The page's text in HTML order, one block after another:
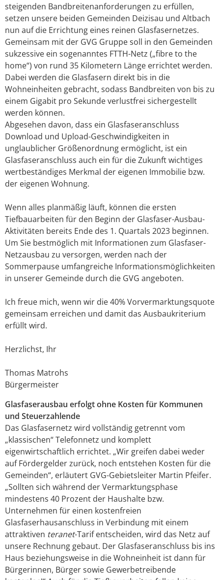
steigenden Bandbreitenanforderungen zu erfüllen,
setzen unsere beiden Gemeinden Deizisau und Altbach
nun auf die Errichtung eines reinen Glasfasernetzes.
Gemeinsam mit der GVG Gruppe soll in den Gemeinden
sukzessive ein sogenanntes FTTH-Netz („fibre to the
home“) von rund 35 Kilometern Länge errichtet werden.
Dabei werden die Glasfasern direkt bis in die
Wohneinheiten gebracht, sodass Bandbreiten von bis zu
einem Gigabit pro Sekunde verlustfrei sichergestellt
werden können.
Abgesehen davon, dass ein Glasfaseranschluss
Download und Upload-Geschwindigkeiten in
unglaublicher Größenordnung ermöglicht, ist ein
Glasfaseranschluss auch ein für die Zukunft wichtiges
wertbeständiges Merkmal der eigenen Immobilie bzw.
der eigenen Wohnung.
Wenn alles planmäßig läuft, können die ersten
Tiefbauarbeiten für den Beginn der Glasfaser-Ausbau-
Aktivitäten bereits Ende des 1. Quartals 2023 beginnen.
Um Sie bestmöglich mit Informationen zum Glasfaser-
Netzausbau zu versorgen, werden nach der
Sommerpause umfangreiche Informationsmöglichkeiten
in unserer Gemeinde durch die GVG angeboten.
Ich freue mich, wenn wir die 40% Vorvermarktungsquote
gemeinsam erreichen und damit das Ausbaukriterium
erfüllt wird.
Herzlichst, Ihr
Thomas Matrohs
Bürgermeister
Glasfaserausbau erfolgt ohne Kosten für Kommunen
und Steuerzahlende
Das Glasfasernetz wird vollständig getrennt vom
„klassischen“ Telefonnetz und komplett
eigenwirtschaftlich errichtet. „Wir greifen dabei weder
auf Fördergelder zurück, noch entstehen Kosten für die
Gemeinden“, erläutert GVG-Gebietsleiter Martin Pfeifer.
„Sollten sich während der Vermarktungsphase
mindestens 40 Prozent der Haushalte bzw.
Unternehmen für einen kostenfreien
Glasfaserhausanschluss in Verbindung mit einem
attraktiven teranet-Tarif entscheiden, wird das Netz auf
unsere Rechnung gebaut. Der Glasfaseranschluss bis ins
Haus beziehungsweise in die Wohneinheit ist dann für
Bürgerinnen, Bürger sowie Gewerbetreibende